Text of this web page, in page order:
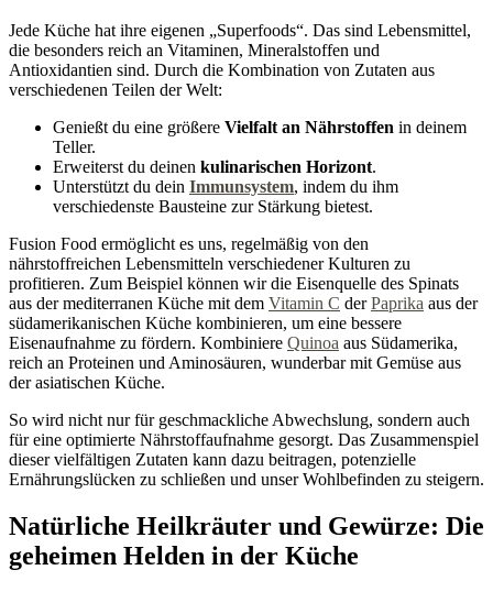
Jede Küche hat ihre eigenen „Superfoods“. Das sind Lebensmittel,
die besonders reich an Vitaminen, Mineralstoffen und
Antioxidantien sind. Durch die Kombination von Zutaten aus
verschiedenen Teilen der Welt:
Genießt du eine größere Vielfalt an Nährstoffen in deinem
Teller.
Erweiterst du deinen kulinarischen Horizont.
Unterstützt du dein Immunsystem, indem du ihm
verschiedenste Bausteine zur Stärkung bietest.
Fusion Food ermöglicht es uns, regelmäßig von den
nährstoffreichen Lebensmitteln verschiedener Kulturen zu
profitieren. Zum Beispiel können wir die Eisenquelle des Spinats
aus der mediterranen Küche mit dem Vitamin C derPaprika aus der
südamerikanischen Küche kombinieren, um eine bessere
Eisenaufnahme zu fördern. Kombiniere Quinoa aus Südamerika,
reich an Proteinen und Aminosäuren, wunderbar mit Gemüse aus
der asiatischen Küche.
So wird nicht nur für geschmackliche Abwechslung, sondern auch
für eine optimierte Nährstoffaufnahme gesorgt. Das Zusammenspiel
dieser vielfältigen Zutaten kann dazu beitragen, potenzielle
Ernährungslücken zu schließen und unser Wohlbefinden zu steigern.
Natürliche Heilkräuter und Gewürze: Die
geheimen Helden in der Küche